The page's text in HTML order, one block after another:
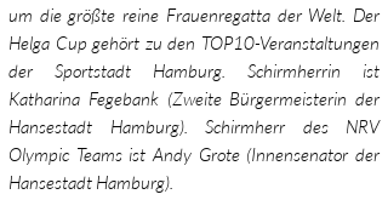
um die größte reine Frauenregatta der Welt. Der
Helga Cup gehört zu den TOP10-Veranstaltungen
der Sportstadt Hamburg. Schirmherrin ist
Katharina Fegebank (Zweite Bürgermeisterin der
Hansestadt Hamburg). Schirmherr des NRV
Olympic Teams ist Andy Grote (Innensenator der
Hansestadt Hamburg).